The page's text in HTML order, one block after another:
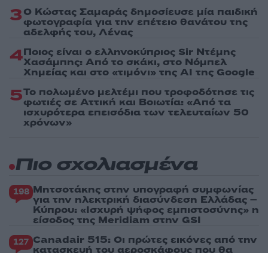
3Ο Κώστας Σαμαράς δημοσίευσε μία παιδική
φωτογραφία για την επέτειο θανάτου της
αδελφής του, Λένας
4Ποιος είναι ο ελληνοκύπριος Sir Ντέμης
Χασάμπης: Από το σκάκι, στο Νόμπελ
Χημείας και στο «τιμόνι» της AI της Google
5Το πολωμένο μελτέμι που τροφοδότησε τις
φωτιές σε Αττική και Βοιωτία: «Από τα
ισχυρότερα επεισόδια των τελευταίων 50
χρόνων»
Πιο σχολιασμένα
198 Μητσοτάκης στην υπογραφή συμφωνίας
για την ηλεκτρική διασύνδεση Ελλάδας –
Κύπρου: «Ισχυρή ψήφος εμπιστοσύνης» η
είσοδος της Meridiam στην GSI
127 Canadair 515: Οι πρώτες εικόνες από την
κατασκευή του αεροσκάφους που θα